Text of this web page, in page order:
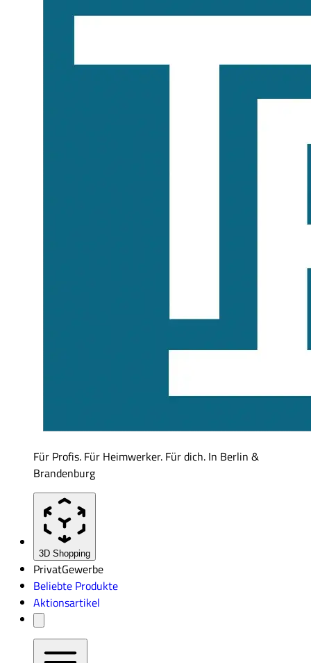
Für Profis. Für Heimwerker. Für dich. In Berlin &
Brandenburg
3D Shopping
PrivatGewerbe
Beliebte Produkte
Aktionsartikel